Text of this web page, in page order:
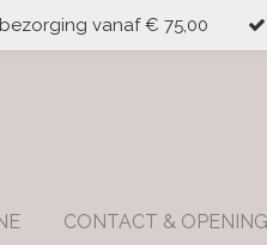
vanaf € 75,00
CONTACT &